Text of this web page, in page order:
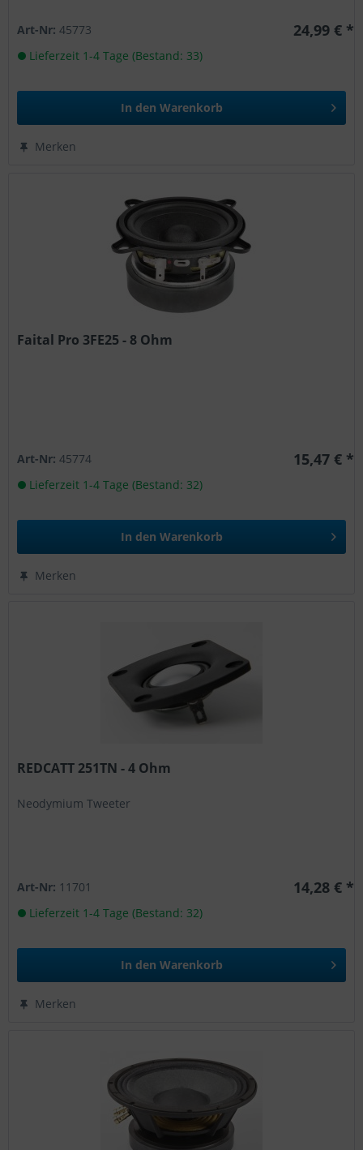
Art-Nr:45773 24,99 € *
Lieferzeit 1-4 Tage (Bestand: 33)
In den Warenkorb
Merken
Faital Pro 3FE25 - 8 Ohm
Art-Nr:45774 15,47 € *
Lieferzeit 1-4 Tage (Bestand: 32)
In den Warenkorb
Merken
REDCATT 251TN - 4 Ohm
Neodymium Tweeter
Art-Nr: 11701 14,28 € *
Lieferzeit 1-4 Tage (Bestand: 32)
In den Warenkorb
Merken